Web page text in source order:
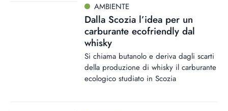
AMBIENTE
Dalla Scozia l’idea per un
carburante ecofriendly dal
whisky
Si chiama butanolo e deriva dagli scarti
della produzione di whisky il carburante
ecologico studiato in Scozia